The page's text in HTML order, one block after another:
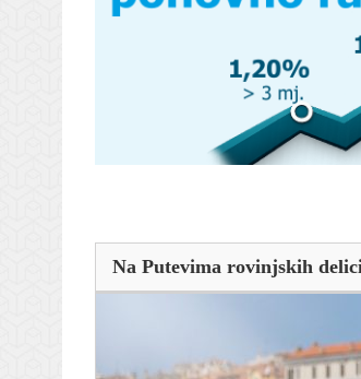
Na Putevima rovinjskih